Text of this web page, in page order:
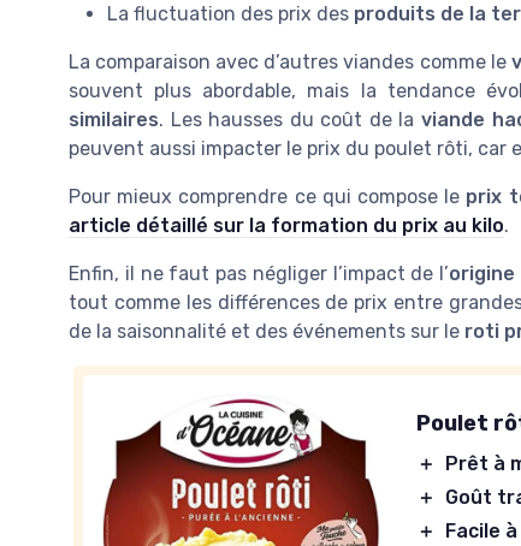
La fluctuation des prix des produits de la
La comparaison avec d’autres viandes comme le
souvent plus abordable, mais la tendance
similaires. Les hausses du coût de la viande
peuvent aussi impacter le prix du poulet rôti, car
Pour mieux comprendre ce qui compose le prix
article détaillé sur la formation du prix au kilo.
Enfin, il ne faut pas négliger l’impact de l’origine
tout comme les différences de prix entre
de la saisonnalité et des événements sur le roti
Poulet
＋
Prêt à
＋
Goût
＋
Facile